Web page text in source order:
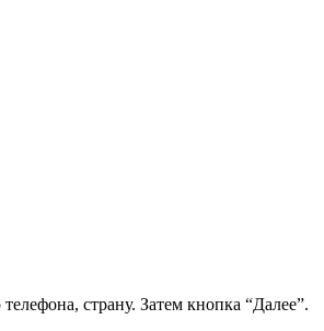
страну. Затем кнопка “Далее”.